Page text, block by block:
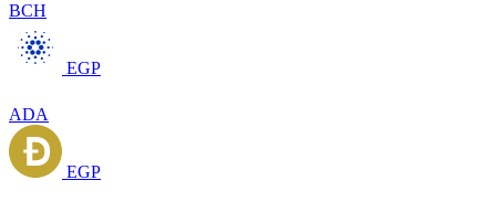
BCH
EGP
ADA
EGP